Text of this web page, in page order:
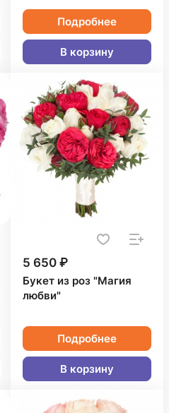
Подробнее
В корзину
5 650 ₽
Букет из роз "Магия
любви"
Подробнее
В корзину